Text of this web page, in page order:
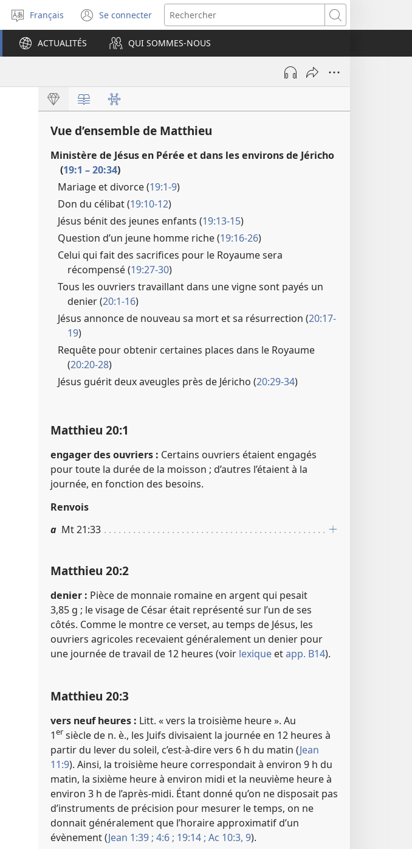
Sélectionner
la
langue
Français Se connecter
(ouvre
une
nouvelle
fenêtre)
Rechercher
ACTUALITÉS QUI SOMMES-NOUS
Vue d’ensemble de Matthieu
Ministère de Jésus en Pérée et dans les environs de Jéricho
(19:1 – 20:34)
Mariage et divorce (19:1-9)
Don du célibat (19:10-12)
Jésus bénit des jeunes enfants (19:13-15)
Question d’un jeune homme riche (19:16-26)
Celui qui fait des sacrifices pour le Royaume sera
récompensé (19:27-30)
Tous les ouvriers travaillant dans une vigne sont payés un
denier (20:1-16)
Jésus annonce de nouveau sa mort et sa résurrection (20:17-
19)
Requête pour obtenir certaines places dans le Royaume
(20:20-28)
Jésus guérit deux aveugles près de Jéricho (20:29-34)
Matthieu 20​:​1
engager des ouvriers : Certains ouvriers étaient engagés
pour toute la durée de la moisson ; d’autres l’étaient à la
journée, en fonction des besoins.
Renvois
a Mt 21​:​33
Matthieu 20​:​2
denier : Pièce de monnaie romaine en argent qui pesait
3,85 g ; le visage de César était représenté sur l’un de ses
côtés. Comme le montre ce verset, au temps de Jésus, les
ouvriers agricoles recevaient généralement un denier pour
une journée de travail de 12 heures (voir lexique etapp. B14).
Matthieu 20​:​3
vers neuf heures : Litt. « vers la troisième heure ». Au
1er siècle de n. è., les Juifs divisaient la journée en 12 heures à
partir du lever du soleil, c’est-à-dire vers 6 h du matin (Jean
11:9). Ainsi, la troisième heure correspondait à environ 9 h du
matin, la sixième heure à environ midi et la neuvième heure à
environ 3 h de l’après-midi. Étant donné qu’on ne disposait pas
d’instruments de précision pour mesurer le temps, on ne
donnait généralement que l’horaire approximatif d’un
évènement (Jean 1:39 ; 4:6 ; 19:14 ; Ac 10:3, 9).